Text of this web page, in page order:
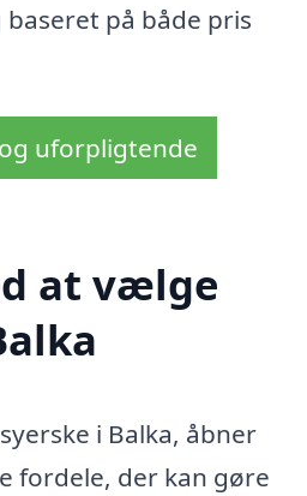
på både pris
uforpligtende
at vælge
i Balka, åbner
fordele, der kan gøre